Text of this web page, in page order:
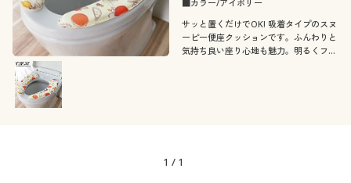
■カラー/アイボリー
サッと置くだけでOK! 吸着タイプのスヌ
ーピー便座クッションです。ふんわりと
気持ち良い座り心地も魅力。明るくフレ
1 / 1